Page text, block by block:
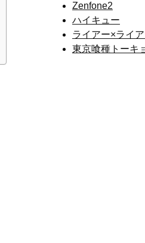
Zenfone2
ハイキュー
ライアー×ライ
東京喰種トーキ